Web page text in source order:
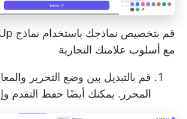
مع أسلوب علامتك التجارية
قم بالتبديل بين وضع التحرير
المحرر. يمكنك أيضًا حفظ التقدم